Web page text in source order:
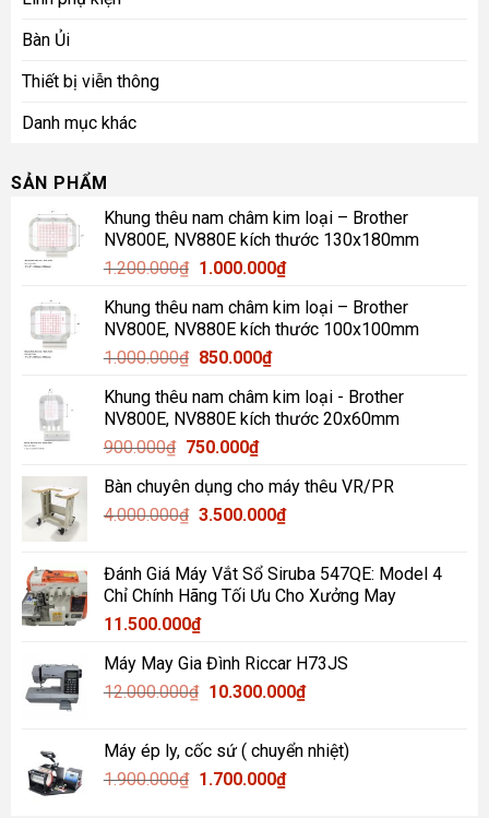
Bàn Ủi
Thiết bị viễn thông
Danh mục khác
SẢN PHẨM
Khung thêu nam châm kim loại – Brother
NV800E, NV880E kích thước 130x180mm
1.200.000₫ Giá
là:
1.200.000₫.
1.000.000₫Giá
tại
là:
Khung thêu nam châm kim loại – Brother
NV800E, NV880E kích thước 100x100mm
1.000.000₫ Giá
là:
1.000.000₫.
850.000₫Giá
tại
là:
Khung thêu nam châm kim loại - Brother
NV800E, NV880E kích thước 20x60mm
900.000₫ Giá
là:
900.000₫.
750.000₫Giá
tại
là:
Bàn chuyên dụng cho máy thêu VR/PR
4.000.000₫ Giá
4.000.000₫.
3.500.000₫Giá
là:
3.500.000₫.
Đánh Giá Máy Vắt Sổ Siruba 547QE: Model 4
Chỉ Chính Hãng Tối Ưu Cho Xưởng May
11.500.000₫
Máy May Gia Đình Riccar H73JS
12.000.000₫ Giá
12.000.000₫.
10.300.000₫Giá
là:
Máy ép ly, cốc sứ ( chuyển nhiệt)
1.900.000₫ Giá
1.700.000₫Giá